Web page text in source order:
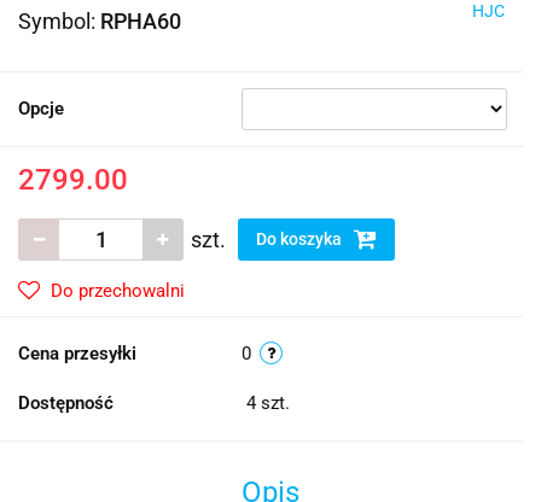
Symbol: RPHA60 HJC
Opcje
2799.00
szt. Do koszyka
Do przechowalni
Cena przesyłki 0
Dostępność 4 szt.
Opis